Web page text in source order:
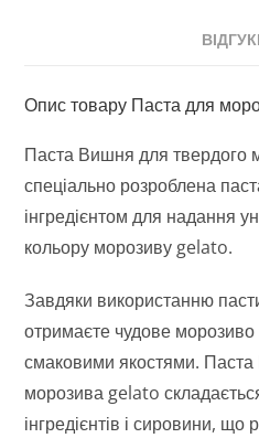
Опис товару Паста для
Паста Вишня для твердого
спеціально розроблена
інгредієнтом для надання
кольору морозиву gelato.
Завдяки використанню
отримаєте чудове
смаковими якостями.
морозива gelato
інгредієнтів і сировини, що